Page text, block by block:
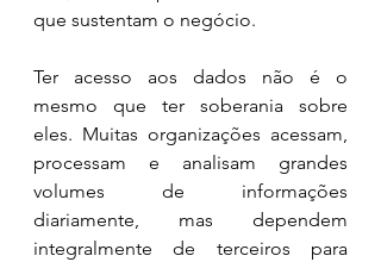
que sustentam o negócio.
Ter acesso aos dados não é o
mesmo que ter soberania sobre
eles. Muitas organizações acessam,
processam e analisam grandes
volumes de informações
diariamente, mas dependem
integralmente de terceiros para